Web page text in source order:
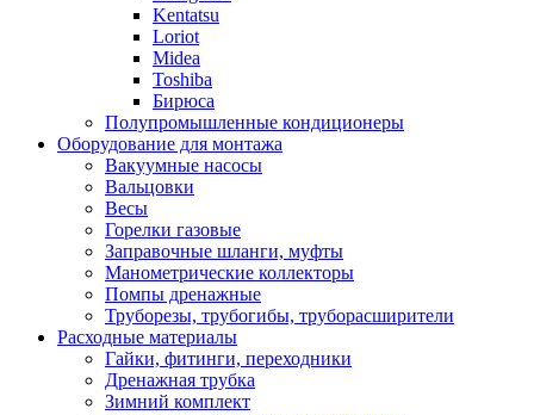
Kentatsu
Loriot
Midea
Toshiba
Бирюса
Полупромышленные кондиционеры
Оборудование для монтажа
Вакуумные насосы
Вальцовки
Весы
Горелки газовые
Заправочные шланги, муфты
Манометрические коллекторы
Помпы дренажные
Труборезы, трубогибы, труборасширители
Расходные материалы
Гайки, фитинги, переходники
Дренажная трубка
Зимний комплект